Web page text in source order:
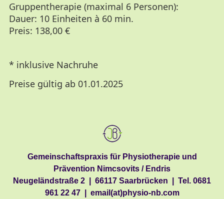
Gruppentherapie (maximal 6 Personen):
Dauer: 10 Einheiten à 60 min.
Preis: 138,00 €
* inklusive Nachruhe
Preise gültig ab 01.01.2025
Gemeinschaftspraxis für Physiotherapie und
Prävention Nimcsovits / Endris
Neugeländstraße 2 | 66117 Saarbrücken | Tel. 0681
961 22 47| email(at)physio-nb.com